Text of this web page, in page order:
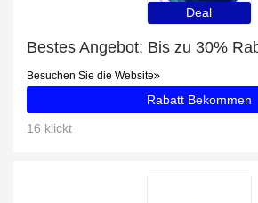
Deal
Besuchen Sie die Website
Rabatt Bekommen
16 klickt